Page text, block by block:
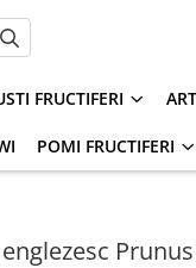
FRUCTIFERI
POMI FRUCTIFERI